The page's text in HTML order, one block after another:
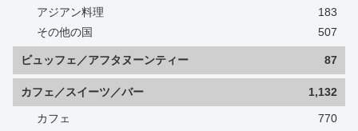
アジアン料理
183
その他の国
507
ビュッフェ／アフタヌーンティー 87
カフェ／スイーツ／バー 1,132
カフェ
770